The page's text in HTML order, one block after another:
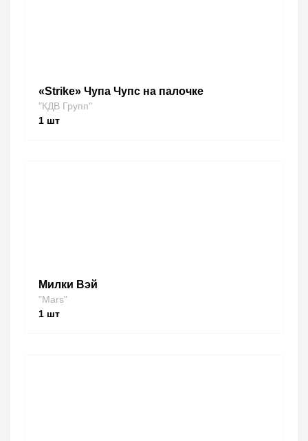
«Strike» Чупа Чупс на палочке
"КДВ Групп"
1 шт
Милки Вэй
"Mars"
1 шт